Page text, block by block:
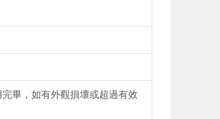
畢，如有外觀損壞或超過有效